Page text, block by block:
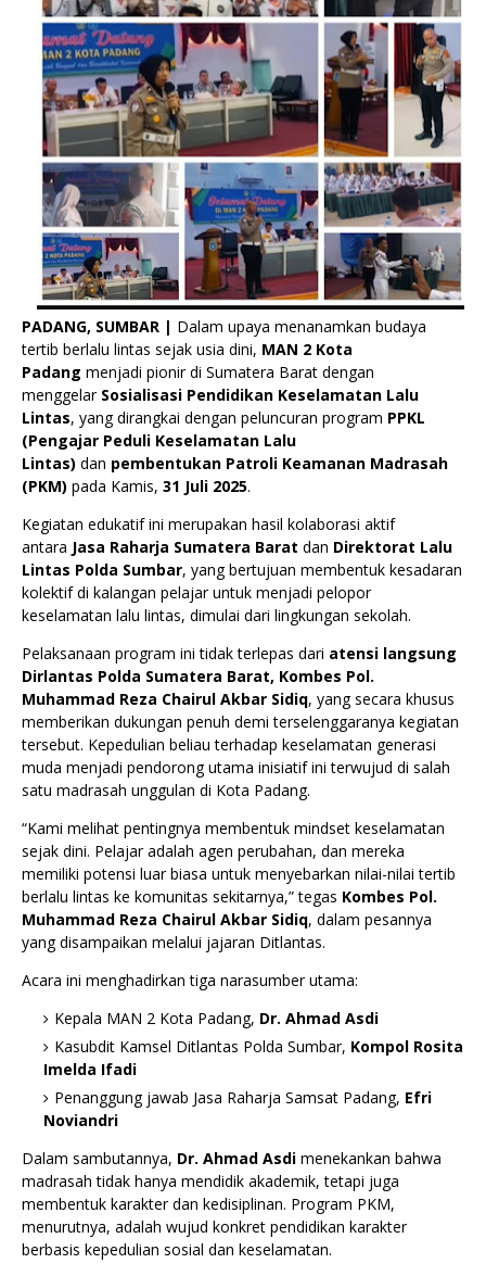
PADANG, SUMBAR | Dalam upaya menanamkan budaya
tertib berlalu lintas sejak usia dini, MAN 2 Kota
Padang menjadi pionir di Sumatera Barat dengan
menggelar Sosialisasi Pendidikan Keselamatan Lalu
Lintas, yang dirangkai dengan peluncuran program PPKL
(Pengajar Peduli Keselamatan Lalu
Lintas) dan pembentukan Patroli Keamanan Madrasah
(PKM) pada Kamis, 31 Juli 2025.
Kegiatan edukatif ini merupakan hasil kolaborasi aktif
antara Jasa Raharja Sumatera Barat dan Direktorat Lalu
Lintas Polda Sumbar, yang bertujuan membentuk kesadaran
kolektif di kalangan pelajar untuk menjadi pelopor
keselamatan lalu lintas, dimulai dari lingkungan sekolah.
Pelaksanaan program ini tidak terlepas dari atensi langsung
Dirlantas Polda Sumatera Barat, Kombes Pol.
Muhammad Reza Chairul Akbar Sidiq, yang secara khusus
memberikan dukungan penuh demi terselenggaranya kegiatan
tersebut. Kepedulian beliau terhadap keselamatan generasi
muda menjadi pendorong utama inisiatif ini terwujud di salah
satu madrasah unggulan di Kota Padang.
“Kami melihat pentingnya membentuk mindset keselamatan
sejak dini. Pelajar adalah agen perubahan, dan mereka
memiliki potensi luar biasa untuk menyebarkan nilai-nilai tertib
berlalu lintas ke komunitas sekitarnya,” tegas Kombes Pol.
Muhammad Reza Chairul Akbar Sidiq, dalam pesannya
yang disampaikan melalui jajaran Ditlantas.
Acara ini menghadirkan tiga narasumber utama:
Kepala MAN 2 Kota Padang, Dr. Ahmad Asdi
Kasubdit Kamsel Ditlantas Polda Sumbar, Kompol Rosita
Imelda Ifadi
Penanggung jawab Jasa Raharja Samsat Padang, Efri
Noviandri
Dalam sambutannya, Dr. Ahmad Asdi menekankan bahwa
madrasah tidak hanya mendidik akademik, tetapi juga
membentuk karakter dan kedisiplinan. Program PKM,
menurutnya, adalah wujud konkret pendidikan karakter
berbasis kepedulian sosial dan keselamatan.